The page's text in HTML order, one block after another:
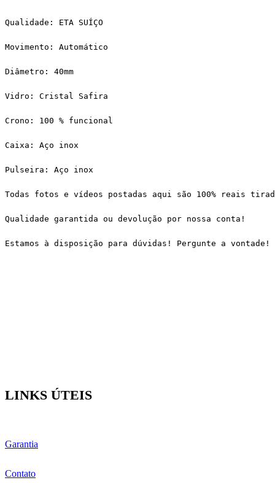
Qualidade: ETA SUÍÇO
Movimento: Automático
Diâmetro: 40mm
Vidro: Cristal Safira
Crono: 100 % funcional
Caixa: Aço inox
Pulseira: Aço inox
Todas fotos e vídeos postadas aqui são 100% reais
Qualidade garantida ou devolução por nossa conta!
Estamos à disposição para dúvidas! Pergunte a vontade!
LINKS ÚTEIS
Garantia
Contato